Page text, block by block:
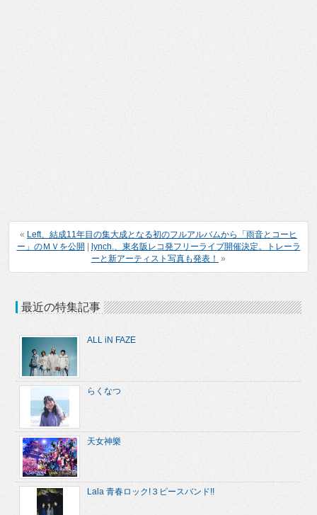
« Left、結成11年目の集大成となる初のフルアルバムから「雨音とコーヒ
ー」のＭＶを公開
lynch.、東名阪レコ発フリーライブ開催決定。トレーラ
ーと新アーティスト写真も発表！ »
最近の特集記事
ALL iN FAZE
らくなつ
天女神樂
Lala 青春ロック!３ピースバンド!!